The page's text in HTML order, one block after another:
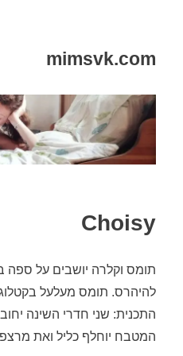
mimsvk.com
Choisy
תומס וקלרה יושבים על ספה
להיהרס. תומס מעלעל
התכנית: שני חדרי השינה
המטבח יוחלף כליל ואת